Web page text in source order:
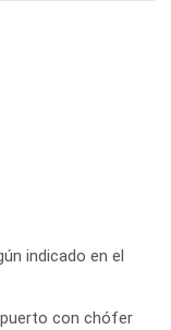
indicado en el
con chófer